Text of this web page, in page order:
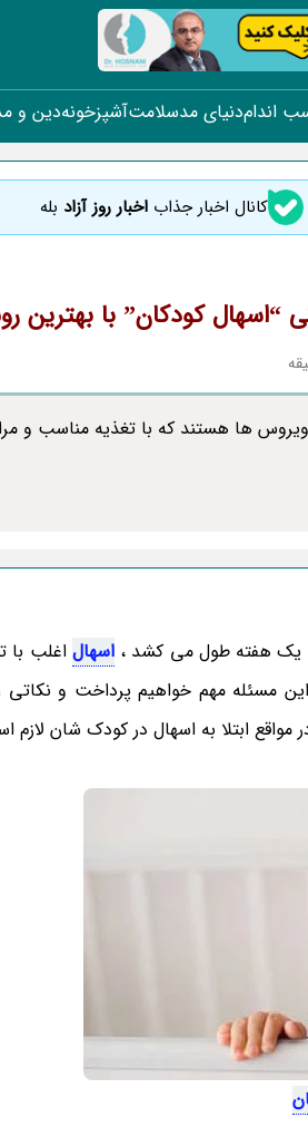
اندامدنیای مدسلامتآشپزخونهدین و
کانال اخبار جذاب اخبار روز آزاد بله
“اسهال کودکان” با بهترین
ها هستند که با تغذیه مناسب و
تا یک هفته طول می کشد ،اسهال اغلب با
مسئله مهم خواهیم پرداخت و نکاتی
ابتلا به اسهال در کودک شان لازم